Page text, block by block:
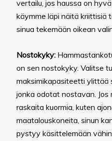
vertailu, jos haussa on
käymme läpi näitä kriittisiä
sinua tekemään oikean
Nostokyky:
on sen nostokyky. Valitse
maksimikapasiteetti ylittää
jonka odotat nostavan.
raskaita kuormia, kuten
maatalouskoneita, sinun
pystyy käsittelemään